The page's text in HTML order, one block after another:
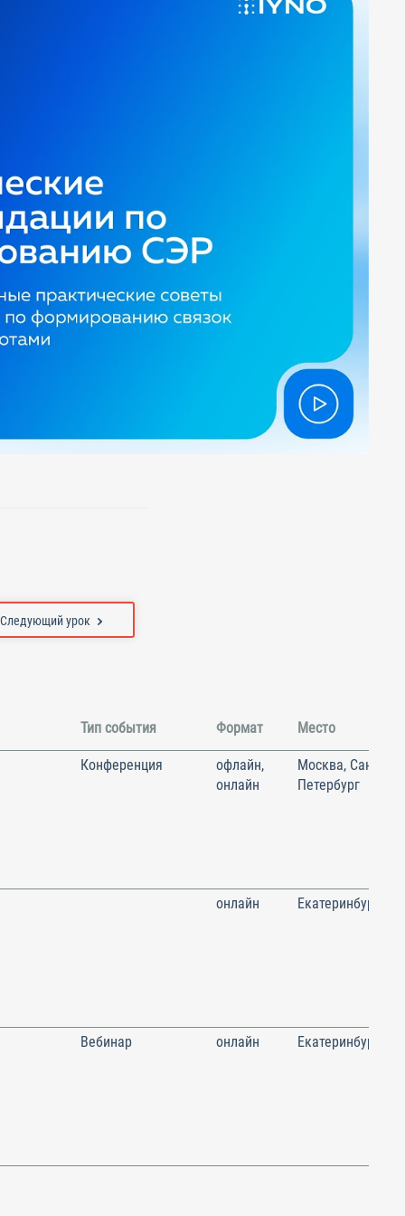
Следующий урок
Тип события Формат Место
Конференция
офлайн,
онлайн
Москва, Санкт-
Петербург
онлайн Екатеринбург
Вебинар онлайн Екатеринбург